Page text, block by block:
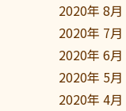
2020年 8月
2020年 7月
2020年 6月
2020年 5月
2020年 4月